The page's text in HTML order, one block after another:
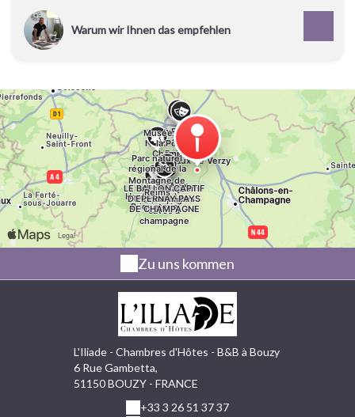
Warum wir Ihnen das empfehlen
Zu uns kommen
L'Iliade - Chambres d'Hôtes - B&B à Bouzy
6 Rue Gambetta,
51150 BOUZY - FRANCE
+33 3 26 51 37 37